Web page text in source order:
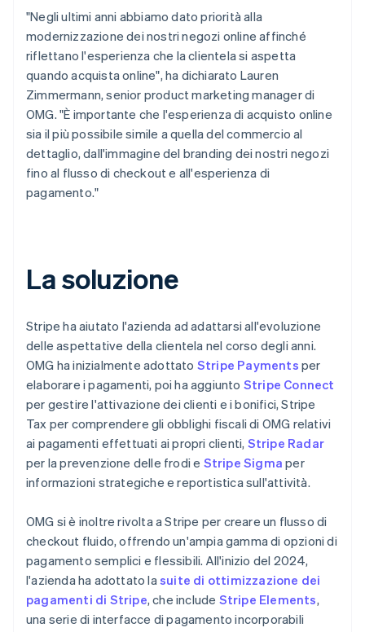
"Negli ultimi anni abbiamo dato priorità alla
modernizzazione dei nostri negozi online affinché
riflettano l'esperienza che la clientela si aspetta
quando acquista online", ha dichiarato Lauren
Zimmermann, senior product marketing manager di
OMG. "È importante che l'esperienza di acquisto online
sia il più possibile simile a quella del commercio al
dettaglio, dall'immagine del branding dei nostri negozi
fino al flusso di checkout e all'esperienza di
pagamento."
La soluzione
Stripe ha aiutato l'azienda ad adattarsi all'evoluzione
delle aspettative della clientela nel corso degli anni.
OMG ha inizialmente adottato Stripe Payments per
elaborare i pagamenti, poi ha aggiunto Stripe Connect
per gestire l'attivazione dei clienti e i bonifici, Stripe
Tax per comprendere gli obblighi fiscali di OMG relativi
ai pagamenti effettuati ai propri clienti, Stripe Radar
per la prevenzione delle frodi e Stripe Sigma per
informazioni strategiche e reportistica sull'attività.
OMG si è inoltre rivolta a Stripe per creare un flusso di
checkout fluido, offrendo un'ampia gamma di opzioni di
pagamento semplici e flessibili. All'inizio del 2024,
l'azienda ha adottato la suite di ottimizzazione dei
pagamenti di Stripe, che include Stripe Elements,
una serie di interfacce di pagamento incorporabili